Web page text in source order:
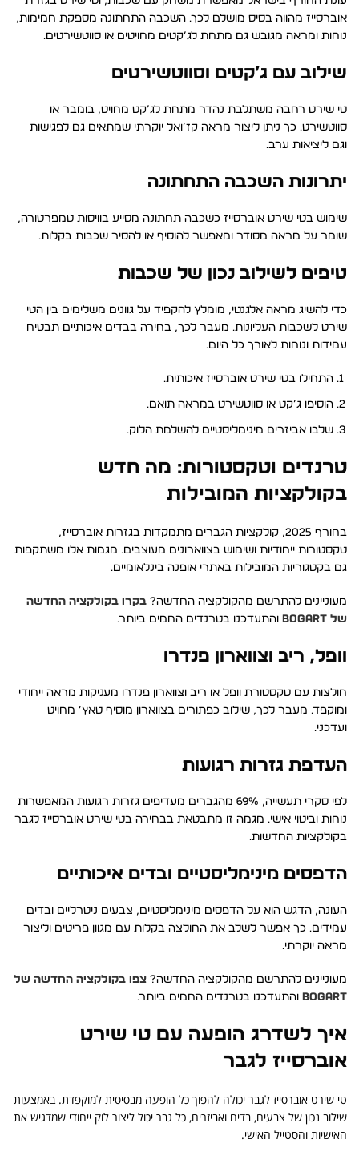
אוברסייז מהווה בסיס מושלם לכך. השכבה התחתונה מספקת חמימות,
נוחות ומראה מגובש גם מתחת לג’קטים מחויטים או סווטשירטים.
שילוב עם ג’קטים וסווטשירטים
טי שירט רחבה משתלבת נהדר מתחת לג’קט מחויט, בומבר או
סווטשירט. כך ניתן ליצור מראה קז’ואל יוקרתי שמתאים גם לפגישות
וגם ליציאות ערב.
יתרונות השכבה התחתונה
שימוש בטי שירט אוברסייז כשכבה תחתונה מסייע בוויסות טמפרטורה,
שומר על מראה מסודר ומאפשר להוסיף או להסיר שכבות בקלות.
טיפים לשילוב נכון של שכבות
כדי להשיג מראה אלגנטי, מומלץ להקפיד על גוונים משלימים בין הטי
שירט לשכבות העליונות. מעבר לכך, בחירה בבדים איכותיים תבטיח
עמידות ונוחות לאורך כל היום.
התחילו בטי שירט אוברסייז איכותית.
הוסיפו ג’קט או סווטשירט במראה תואם.
שלבו אביזרים מינימליסטיים להשלמת הלוק.
טרנדים וטקסטורות: מה חדש
בקולקציות המובילות
בחורף 2025, קולקציות הגברים מתמקדות בגזרות אוברסייז,
טקסטורות ייחודיות ושימוש בצווארונים מעוצבים. מגמות אלו משתקפות
גם בקטגוריות המובילות באתרי אופנה בינלאומיים.
מעוניינים להתרשם מהקולקציה החדשה? בקרו בקולקציה החדשה
של BOGART
והתעדכנו בטרנדים החמים ביותר.
וופל, ריב וצווארון פנדרו
חולצות עם טקסטורת וופל או ריב וצווארון פנדרו מעניקות מראה ייחודי
ומוקפד. מעבר לכך, שילוב כפתורים בצווארון מוסיף טאץ’ מחויט
ועדכני.
העדפת גזרות רגועות
לפי סקרי תעשייה, 69% מהגברים מעדיפים גזרות רגועות המאפשרות
נוחות וביטוי אישי. מגמה זו מתבטאת בבחירה בטי שירט אוברסייז לגבר
בקולקציות החדשות.
הדפסים מינימליסטיים ובדים איכותיים
העונה, הדגש הוא על הדפסים מינימליסטיים, צבעים ניטרליים ובדים
עמידים. כך אפשר לשלב את החולצה בקלות עם מגוון פריטים וליצור
מראה יוקרתי.
מעוניינים להתרשם מהקולקציה החדשה? צפו בקולקציה החדשה של
BOGART והתעדכנו בטרנדים החמים ביותר.
איך לשדרג הופעה עם טי שירט
אוברסייז לגבר
טי שירט אוברסייז לגבר יכולה להפוך כל הופעה מבסיסית למוקפדת. באמצעות
שילוב נכון של צבעים, בדים ואביזרים, כל גבר יכול ליצור לוק ייחודי שמדגיש את
האישיות והסטייל האישי.